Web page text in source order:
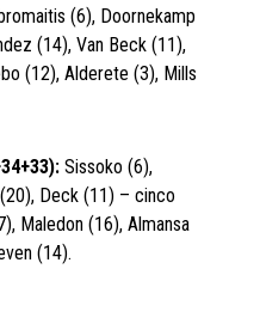
(6), Doornekamp
(14), Van Beck (11),
(12), Alderete (3), Mills
Sissoko (6),
Deck (11) – cinco
Maledon (16), Almansa
(14).